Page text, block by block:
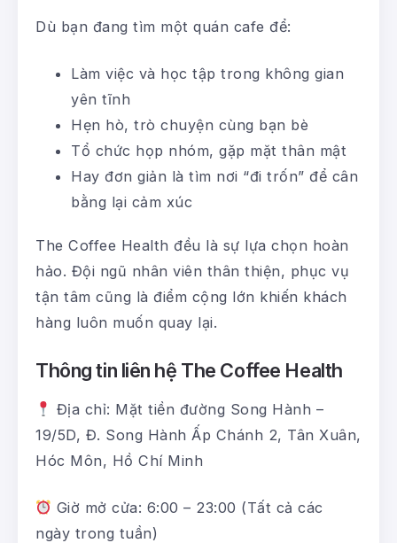
Dù bạn đang tìm một quán cafe để:
Làm việc và học tập trong không gian
yên tĩnh
Hẹn hò, trò chuyện cùng bạn bè
Tổ chức họp nhóm, gặp mặt thân mật
Hay đơn giản là tìm nơi “đi trốn” để cân
bằng lại cảm xúc
The Coffee Health đều là sự lựa chọn hoàn
hảo. Đội ngũ nhân viên thân thiện, phục vụ
tận tâm cũng là điểm cộng lớn khiến khách
hàng luôn muốn quay lại.
Thông tin liên hệ The Coffee Health
Địa chỉ: Mặt tiền đường Song Hành –
19/5D, Đ. Song Hành Ấp Chánh 2, Tân Xuân,
Hóc Môn, Hồ Chí Minh
Giờ mở cửa: 6:00 – 23:00 (Tất cả các
ngày trong tuần)